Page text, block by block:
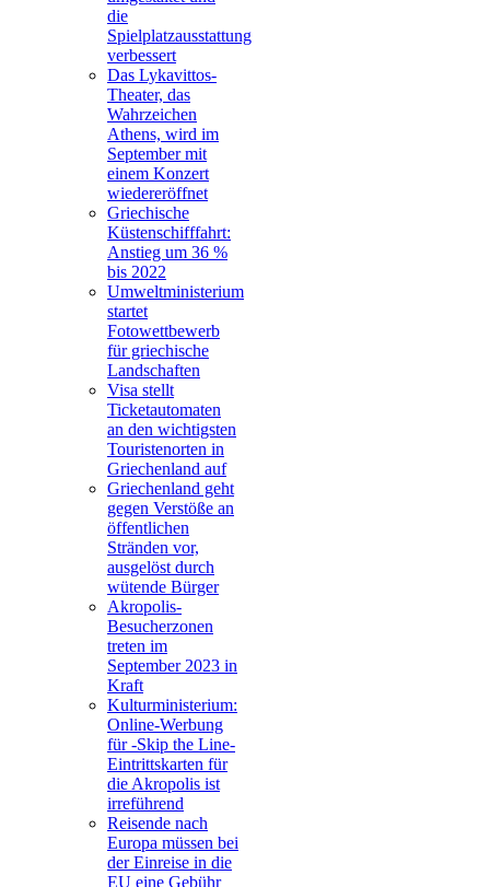
die
Spielplatzausstattung
verbessert
Das Lykavittos-
Theater, das
Wahrzeichen
Athens, wird im
September mit
einem Konzert
wiedereröffnet
Griechische
Küstenschifffahrt:
Anstieg um 36 %
bis 2022
Umweltministerium
startet
Fotowettbewerb
für griechische
Landschaften
Visa stellt
Ticketautomaten
an den wichtigsten
Touristenorten in
Griechenland auf
Griechenland geht
gegen Verstöße an
öffentlichen
Stränden vor,
ausgelöst durch
wütende Bürger
Akropolis-
Besucherzonen
treten im
September 2023 in
Kraft
Kulturministerium:
Online-Werbung
für -Skip the Line-
Eintrittskarten für
die Akropolis ist
irreführend
Reisende nach
Europa müssen bei
der Einreise in die
EU eine Gebühr